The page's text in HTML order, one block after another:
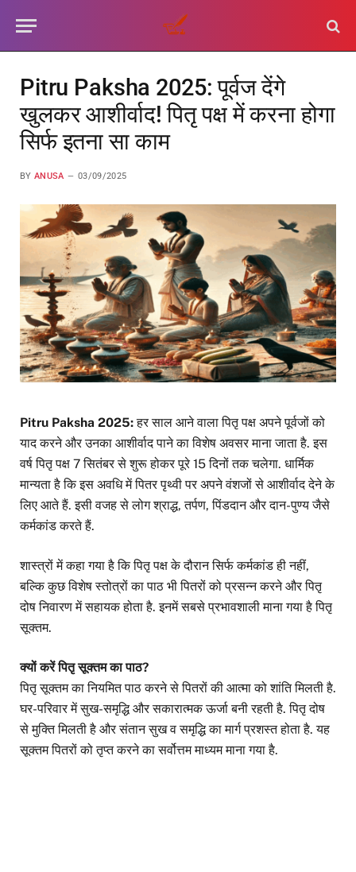
Pitru Paksha 2025: पूर्वज देंगे
खुलकर आशीर्वाद! पितृ पक्ष में करना होगा
सिर्फ इतना सा काम
BY ANUSA 03/09/2025
Pitru Paksha 2025:हर साल आने वाला पितृ पक्ष अपने पूर्वजों को
याद करने और उनका आशीर्वाद पाने का विशेष अवसर माना जाता है. इस
वर्ष पितृ पक्ष 7 सितंबर से शुरू होकर पूरे 15 दिनों तक चलेगा. धार्मिक
मान्यता है कि इस अवधि में पितर पृथ्वी पर अपने वंशजों से आशीर्वाद देने के
लिए आते हैं. इसी वजह से लोग श्राद्ध, तर्पण, पिंडदान और दान-पुण्य जैसे
कर्मकांड करते हैं.
शास्त्रों में कहा गया है कि पितृ पक्ष के दौरान सिर्फ कर्मकांड ही नहीं,
बल्कि कुछ विशेष स्तोत्रों का पाठ भी पितरों को प्रसन्न करने और पितृ
दोष निवारण में सहायक होता है. इनमें सबसे प्रभावशाली माना गया है पितृ
सूक्तम.
क्यों करें पितृ सूक्तम का पाठ?
पितृ सूक्तम का नियमित पाठ करने से पितरों की आत्मा को शांति मिलती है.
घर-परिवार में सुख-समृद्धि और सकारात्मक ऊर्जा बनी रहती है. पितृ दोष
से मुक्ति मिलती है और संतान सुख व समृद्धि का मार्ग प्रशस्त होता है. यह
सूक्तम पितरों को तृप्त करने का सर्वोत्तम माध्यम माना गया है.